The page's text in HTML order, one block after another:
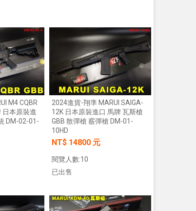
AOG】S&T M4彈匣 300連
/綠/紅 DAMAG38BK AR/M4金
電動槍彈匣
M4 CQBR
日本原裝進
DM-02-01-
2024進貨-翔準 MARUI SAIGA-
12K 日本原裝進口 馬牌 瓦斯槍
GBB 散彈槍 霰彈槍 DM-01-
10HD
NT$ 14800 元
閱覽人數:10
已出售
加入購物車